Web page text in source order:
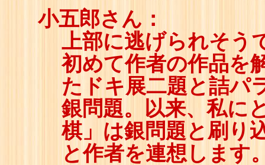
小五郎さん：
上部に逃げられそう
初めて作者の作品を
たドキ展二題と詰パ
銀問題。以来、私に
棋」は銀問題と刷り
と作者を連想します